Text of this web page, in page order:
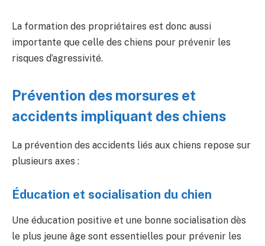
La formation des propriétaires est donc aussi
importante que celle des chiens pour prévenir les
risques d’agressivité.
Prévention des morsures et
accidents impliquant des chiens
La prévention des accidents liés aux chiens repose sur
plusieurs axes :
Éducation et socialisation du chien
Une éducation positive et une bonne socialisation dès
le plus jeune âge sont essentielles pour prévenir les